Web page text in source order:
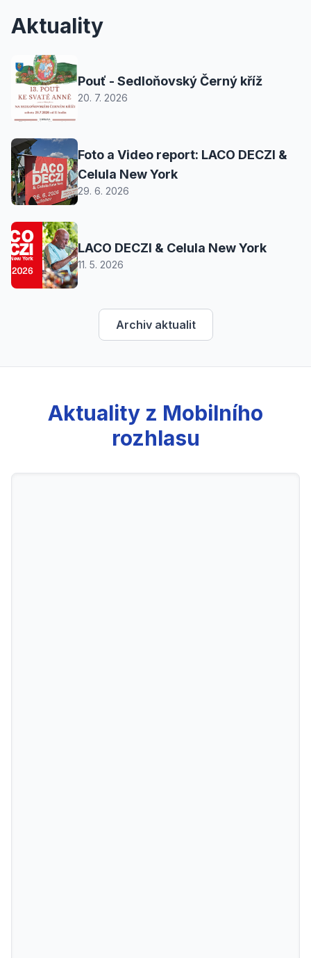
Aktuality
Pouť - Sedloňovský Černý kříž
20. 7. 2026
Foto a Video report: LACO DECZI &
Celula New York
29. 6. 2026
LACO DECZI & Celula New York
11. 5. 2026
Archiv aktualit
Aktuality z Mobilního
rozhlasu